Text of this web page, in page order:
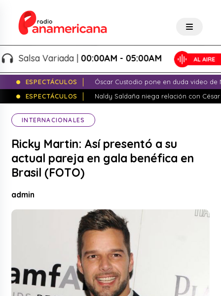
Salsa Variada |00:00AM - 05:00AM
ESPECTÁCULOS
Óscar Custodio pone en duda video de
ESPECTÁCULOS
Naldy Saldaña niega relación con
INTERNACIONALES
Ricky Martin: Así presentó a su
actual pareja en gala benéfica en
Brasil (FOTO)
admin